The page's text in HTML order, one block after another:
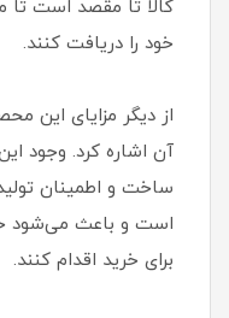
کالا تا مقصد است تا
خود را دریافت کنند.
آن اشاره کرد. وجود
ساخت و اطمینان
است و باعث می‌شود
برای خرید اقدام کنند.